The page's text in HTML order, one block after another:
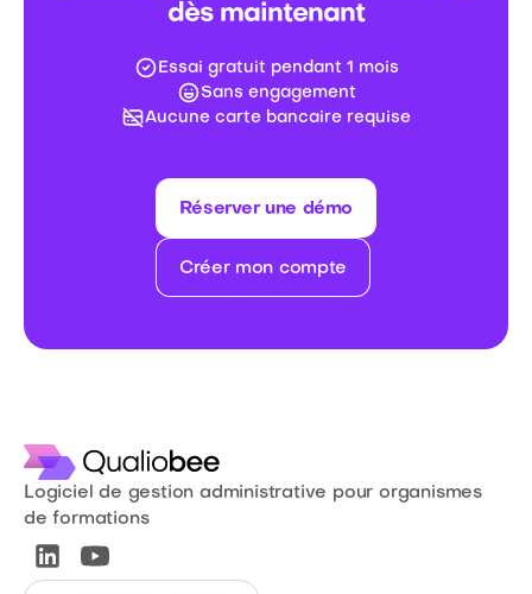
dès maintenant
Essai gratuit pendant 1 mois
Sans engagement
Aucune carte bancaire requise
Réserver une démo
Créer mon compte
Logiciel de gestion administrative pour organismes
de formations